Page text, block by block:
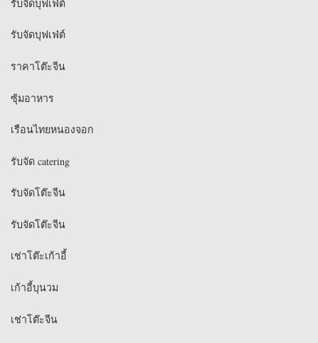
รับจัดบุฟเฟ่ต์
รับจัดบุฟเฟ่ต์
ราคาโต๊ะจีน
ซุ้มอาหาร
เรือนไทยหนองจอก
รับจัด catering
รับจัดโต๊ะจีน
รับจัดโต๊ะจีน
เช่าโต๊ะเก้าอี้
เก้าอี้บุนวม
เช่าโต๊ะจีน